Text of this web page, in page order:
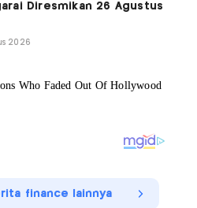
Diresmikan 26 Agustus
2026
finance lainnya